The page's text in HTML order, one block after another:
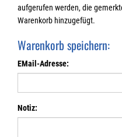
aufgerufen werden, die
Warenkorb hinzugefügt.
Warenkorb speichern:
EMail-Adresse:
Notiz: